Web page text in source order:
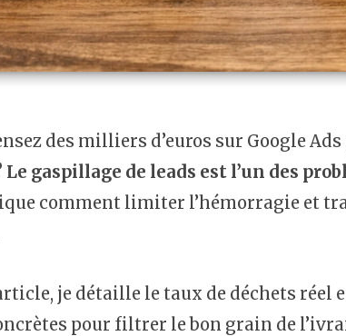
des milliers d’euros sur Google
Le gaspillage de leads est l’un des
comment limiter l’hémorragie et
je détaille le taux de déchets réel
pour filtrer le bon grain de